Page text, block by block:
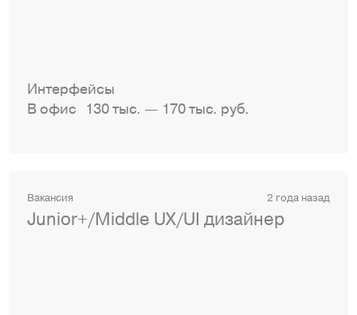
Интерфейсы
В офис 130 тыс. — 170 тыс. руб.
Вакансия
Junior+/Middle UX/UI дизайнер
2 года назад